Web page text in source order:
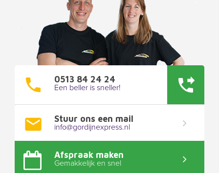
0513 84 24 24
Een beller is sneller!
Stuur ons een mail
info@gordijnexpress.nl
Afspraak maken
Gemakkelijk en snel